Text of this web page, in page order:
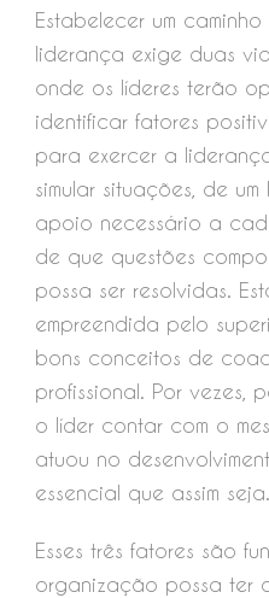
Estabelecer um
liderança exige duas
onde os líderes terão
identificar fatores
para exercer a
simular situações, de
apoio necessário a
de que questões
possa ser resolvidas.
empreendida pelo
bons conceitos de
profissional. Por vezes,
o líder contar com o
atuou no
essencial que assim seja.
Esses três fatores são
organização possa ter